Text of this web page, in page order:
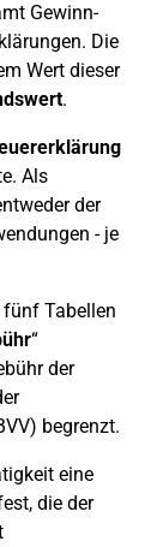
Gewinn-
Die
Wert dieser
.
Als
der
- je
Tabellen
“
der
begrenzt.
eine
die der